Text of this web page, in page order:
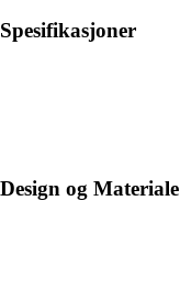
Spesifikasjoner
Design og Materiale